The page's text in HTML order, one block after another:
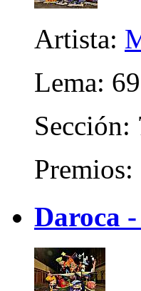
Artista:
Lema:
Sección:
Premios:
Daroca